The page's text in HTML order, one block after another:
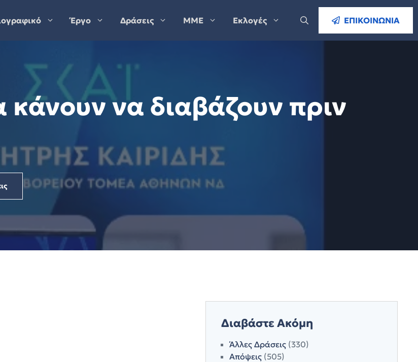
Έργο Δράσεις ΜΜΕ Εκλογές ΕΠΙΚΟΙΝΩΝΙΑ
να διαβάζουν πριν
Διαβάστε Ακόμη
Άλλες Δράσεις(330)
Απόψεις(505)